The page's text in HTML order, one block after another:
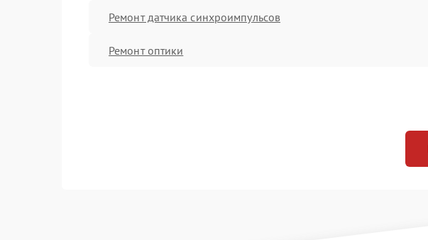
Ремонт датчика синхроимпульсов
Ремонт оптики